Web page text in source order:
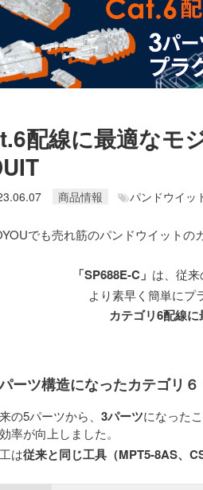
配線に最適なモ
商品情報 パンドウイッ
でも売れ筋のパンドウイットの
「SP688E-C」 は、従
より素早く簡単にプ
カテゴリ6配線に
ーツ構造になったカテゴリ
の5パーツから、 3パーツになった
率が向上しました。
は従来と同じ工具（MPT5-8AS、